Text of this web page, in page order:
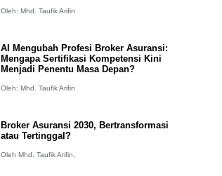
Oleh: Mhd. Taufik Arifin
AI Mengubah Profesi Broker Asuransi:
Mengapa Sertifikasi Kompetensi Kini
Menjadi Penentu Masa Depan?
Oleh: Mhd. Taufik Arifin
Broker Asuransi 2030, Bertransformasi
atau Tertinggal?
Oleh Mhd. Taufik Arifin,